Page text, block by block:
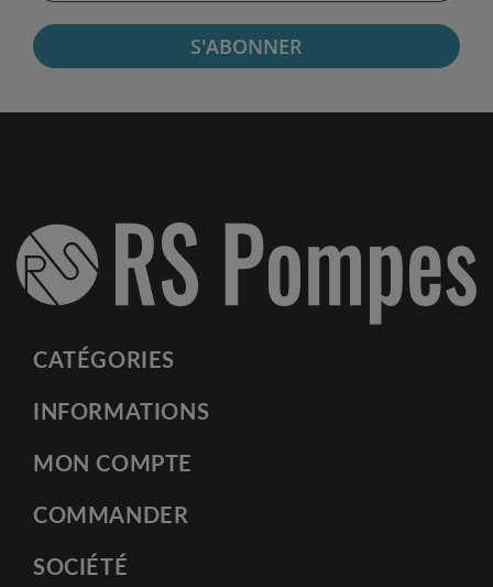
S'ABONNER
CATÉGORIES
INFORMATIONS
MON COMPTE
COMMANDER
SOCIÉTÉ